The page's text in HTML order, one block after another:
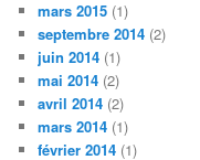
mars 2015 (1)
septembre 2014 (2)
juin 2014 (1)
mai 2014 (2)
avril 2014 (2)
mars 2014 (1)
février 2014 (1)